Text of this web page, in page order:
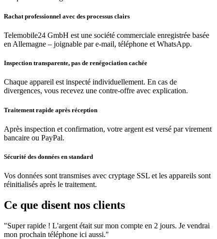
Rachat professionnel avec des processus clairs
Telemobile24 GmbH est une société commerciale enregistrée basée
en Allemagne – joignable par e-mail, téléphone et WhatsApp.
Inspection transparente, pas de renégociation cachée
Chaque appareil est inspecté individuellement. En cas de
divergences, vous recevez une contre-offre avec explication.
Traitement rapide après réception
Après inspection et confirmation, votre argent est versé par virement
bancaire ou PayPal.
Sécurité des données en standard
Vos données sont transmises avec cryptage SSL et les appareils sont
réinitialisés après le traitement.
Ce que disent nos clients
"Super rapide ! L'argent était sur mon compte en 2 jours. Je vendrai
mon prochain téléphone ici aussi."